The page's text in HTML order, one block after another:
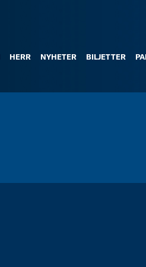
HERR NYHETER BILJETTER